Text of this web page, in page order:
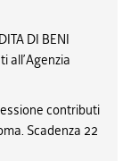
DI BENI
all’Agenzia
contributi
Scadenza 22